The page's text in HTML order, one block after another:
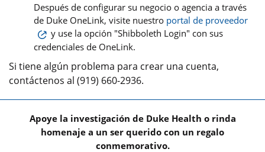
Después de configurar su negocio o agencia a través
de Duke OneLink, visite nuestro portal de proveedor
y use la opción "Shibboleth Login" con sus
credenciales de OneLink.
Si tiene algún problema para crear una cuenta,
contáctenos al (919) 660-2936.
Apoye la investigación de Duke Health o rinda
homenaje a un ser querido con un regalo
conmemorativo.